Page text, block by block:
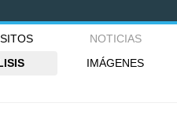
NOTICIAS
IMÁGENES